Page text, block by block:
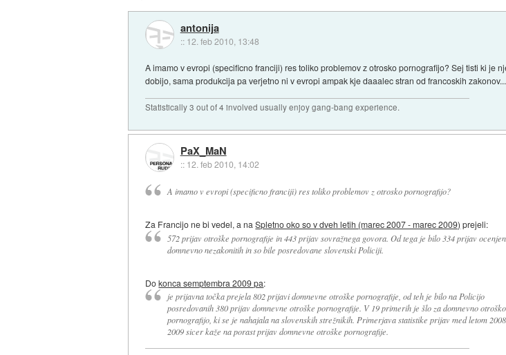
antonija
:: 12. feb 2010, 13:48
A imamo v evropi (specificno franciji) res toliko problemov z otrosko pornografijo? Sej tisti ki je
dobijo, sama produkcija pa verjetno ni v evropi ampak kje daaalec stran od francoskih zakonov...
Statistically 3 out of 4 involved usually enjoy gang-bang experience.
PaX_MaN
:: 12. feb 2010, 14:02
A imamo v evropi (specificno franciji) res toliko problemov z otrosko pornografijo?
Za Francijo ne bi vedel, a naSpletno oko so v dveh letih (marec 2007 - marec 2009) prejeli:
572 prijav otroške pornografije in 443 prijav sovražnega govora. Od tega je bilo 334 prijav
domnevno nezakonitih in so bile posredovane slovenski Policiji.
Dokonca semptembra 2009 pa:
je prijavna točka prejela 802 prijavi domnevne otroške pornografije, od teh je bilo na Policijo
posredovanih 380 prijav domnevne otroške pornografije. V 19 primerih je šlo za domnevno otroško
pornografijo, ki se je nahajala na slovenskih strežnikih. Primerjava statistike prijav med letom
2009 sicer kaže na porast prijav domnevne otroške pornografije.